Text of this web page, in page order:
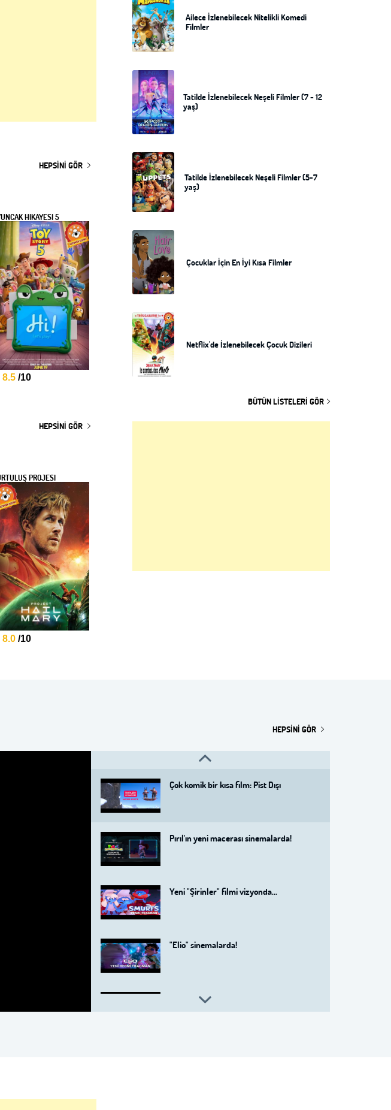
HEPSINI GÖR
HİKAYESİ 5
8.5 /10
HEPSINI GÖR
PROJESİ
8.0 /10
Ailece İzlenebilecek Nitelikli Komedi
Filmler
Tatilde İzlenebilecek Neşeli Filmler (7 - 12
yaş)
Tatilde İzlenebilecek Neşeli Filmler (5-7
yaş)
Çocuklar İçin En İyi Kısa Filmler
Netflix'de İzlenebilecek Çocuk Dizileri
BÜTÜN LISTELERI GÖR
HEPSINI GÖR
Sinemascope: Burak Göral ile söyleşi
Çok komik bir kısa film: Pist Dışı
Pırıl'ın yeni macerası sinemalarda!
Yeni "Şirinler" filmi vizyonda...
"Elio" sinemalarda!
Lilo ve Stiç ile yeniden!